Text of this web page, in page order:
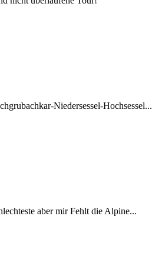
Niedersessel-Hochsessel...
aber mir Fehlt die Alpine...